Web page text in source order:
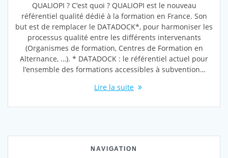
QUALIOPI ? C’est quoi ? QUALIOPI est le nouveau
référentiel qualité dédié à la formation en France. Son
but est de remplacer le DATADOCK*, pour harmoniser les
processus qualité entre les différents intervenants
(Organismes de formation, Centres de Formation en
Alternance, …). * DATADOCK : le référentiel actuel pour
l’ensemble des formations accessibles à subvention…
Lire la suite
NAVIGATION